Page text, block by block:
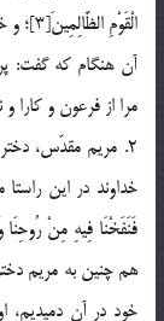
مرا از فرعون و
2. مريم مقدّس،
هم چنين به مريم